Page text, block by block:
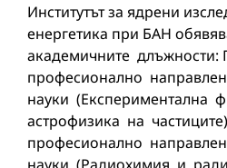
Институтът за ядрени
енергетика при БАН
академичните
професионално
науки (Експериментална
астрофизика на
професионално